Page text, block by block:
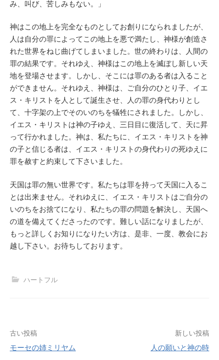
み、叫び、苦しみもない。」
神はこの地上を完全なものとしてお創りになられましたが、
人は自分の罪によってこの地上を悪で満たし、神様が創造さ
れた世界をねじ曲げてしまいました。世の終わりは、人間の
罪の結果です。それゆえ、神様はこの地上を滅ぼし新しい天
地を登場させます。しかし、そこには罪のある者は入ること
ができません。それゆえ、神様は、ご自分のひとり子、イエ
ス・キリストを人として誕生させ、人の罪の身代わりとし
て、十字架の上でそのいのちを犠牲にされました。しかし、
イエス・キリストは神の子ゆえ、三日目に復活して、天に昇
って行かれました。神は、私たちに、イエス・キリストを神
の子と信じる者は、イエス・キリストの身代わりの死ゆえに
罪を赦すと約束して下さいました。
天国は罪の無い世界です。私たちは罪を持って天国に入るこ
とは出来ません。それゆえに、イエス・キリストはご自分の
いのちをお捨てになり、私たちの罪の問題を解決し、天国へ
の道を備えてくださったのです。難しい話になりましたが、
もっと詳しくお知りになりたい方は、是非、一度、教会にお
越し下さい。お待ちしております。
ハートフル
投
稿
古い投稿
モーセの姉ミリヤム
新しい投稿
人の願いと神の時